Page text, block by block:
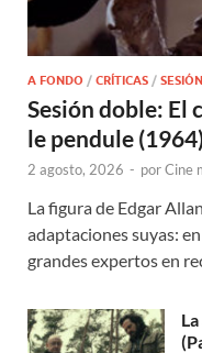
A FONDO / CRÍTICAS /
Sesión doble: El
le pendule
2 agosto, 2026 - porCine
La figura de Edgar
adaptaciones suyas:
grandes expertos en